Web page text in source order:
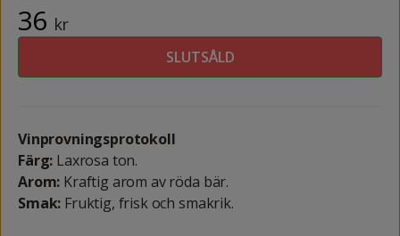
36 kr
SLUTSÅLD
Vinprovningsprotokoll
Färg: Laxrosa ton.
Arom: Kraftig arom av röda bär.
Smak: Fruktig, frisk och smakrik.